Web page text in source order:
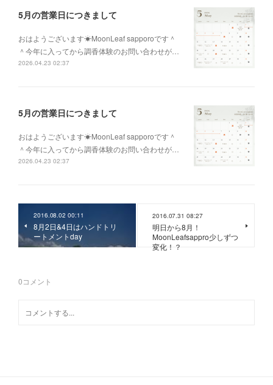
5月の営業日につきまして
おはようございます☀MoonLeaf sapporoです＾
＾今年に入ってから調香体験のお問い合わせが…
2026.04.23 02:37
5月の営業日につきまして
おはようございます☀MoonLeaf sapporoです＾
＾今年に入ってから調香体験のお問い合わせが…
2026.04.23 02:37
2016.08.02 00:11
8月2日&4日はハンドトリ
ートメントday
2016.07.31 08:27
明日から8月！
MoonLeafsappro少しずつ
変化！？
0コメント